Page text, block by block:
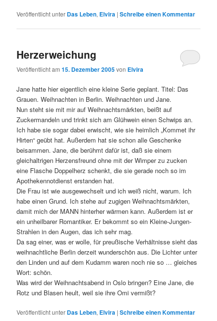
Veröffentlicht unter Das Leben, Elvira |Schreibe einen Kommentar
Herzerweichung
Veröffentlicht am15. Dezember 2005von Elvira
Jane hatte hier eigentlich eine kleine Serie geplant. Titel: Das
Grauen. Weihnachten in Berlin. Weihnachten und Jane.
Nun steht sie mit mir auf Weihnachtsmärkten, beißt auf
Zuckermandeln und trinkt sich am Glühwein einen Schwips an.
Ich habe sie sogar dabei erwischt, wie sie heimlich „Kommet ihr
Hirten“ geübt hat. Außerdem hat sie schon alle Geschenke
beisammen. Jane, die berühmt dafür ist, daß sie einem
gleichaltrigen Herzensfreund ohne mit der Wimper zu zucken
eine Flasche Doppelherz schenkt, die sie gerade noch so im
Apothekennotdienst erstanden hat.
Die Frau ist wie ausgewechselt und ich weiß nicht, warum. Ich
habe einen Grund. Ich stehe auf zugigen Weihnachtsmärkten,
damit mich der MANN hinterher wärmen kann. Außerdem ist er
ein unheilbarer Romantiker. Er bekommt so ein Kleine-Jungen-
Strahlen in den Augen, das ich sehr mag.
Da sag einer, was er wolle, für preußische Verhältnisse sieht das
weihnachtliche Berlin derzeit wunderschön aus. Die Lichter unter
den Linden und auf dem Kudamm waren noch nie so … gleiches
Wort: schön.
Was wird der Weihnachtsabend in Oslo bringen? Eine Jane, die
Rotz und Blasen heult, weil sie ihre Omi vermißt?
Veröffentlicht unter Das Leben, Elvira |Schreibe einen Kommentar